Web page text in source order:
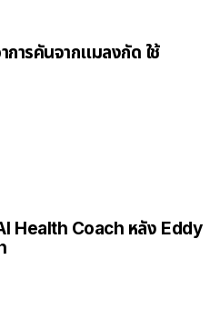
การคันจากแมลงกัด ใช้
Health Coach หลัง Eddy